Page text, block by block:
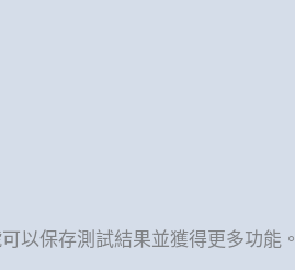
以保存測試結果並獲得更多功能。